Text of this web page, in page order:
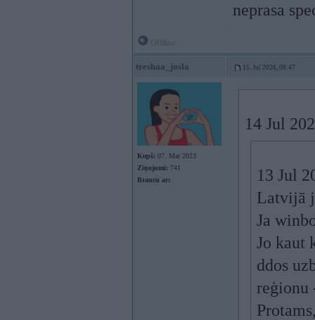
neprasa
treshaa_josla 15. Jul 2026, 08:47
Kopš: 07. Mar 2023
Ziņojumi: 741
Braucu ar:
14 Jul
13 Jul
Latvijā
Ja
Jo kaut
ddos
reģionu